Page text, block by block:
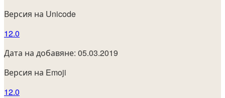
Версия на Unicode
12.0
Дата на добавяне: 05.03.2019
Версия на Emoji
12.0